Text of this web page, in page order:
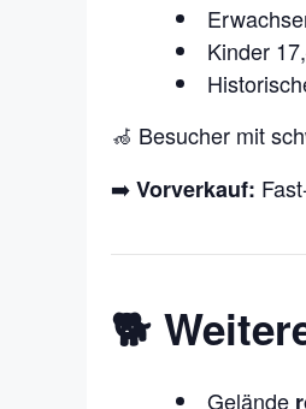
Kinder
🦽 Besucher mit
➡️Vorverkauf:
🐕
Gelände